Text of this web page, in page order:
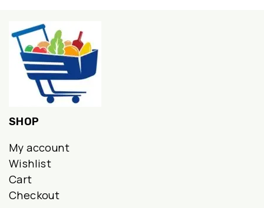
SHOP
My account
Wishlist
Cart
Checkout